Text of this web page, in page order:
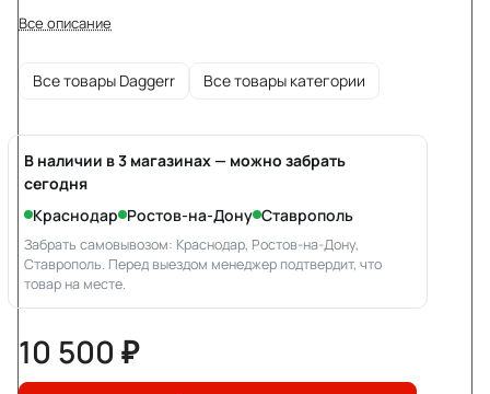
Все описание
Все товары Daggerr Все товары категории
В наличии в 3 магазинах — можно забрать
сегодня
Краснодар Ростов-на-Дону Ставрополь
Забрать самовывозом: Краснодар, Ростов-на-Дону,
Ставрополь. Перед выездом менеджер подтвердит, что
товар на месте.
10 500 ₽